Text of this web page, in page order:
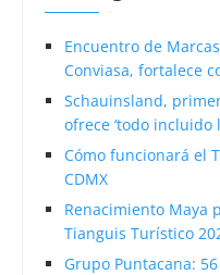
Encuentro de
Conviasa, fortalece
Schauinsland,
ofrece ‘todo incluido
Cómo funcionará el
CDMX
Renacimiento Maya
Tianguis Turístico
Grupo Puntacana: